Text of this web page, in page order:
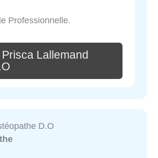
Professionnelle.
Lallemand
D.O